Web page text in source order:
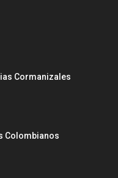
Cormanizales
Colombianos